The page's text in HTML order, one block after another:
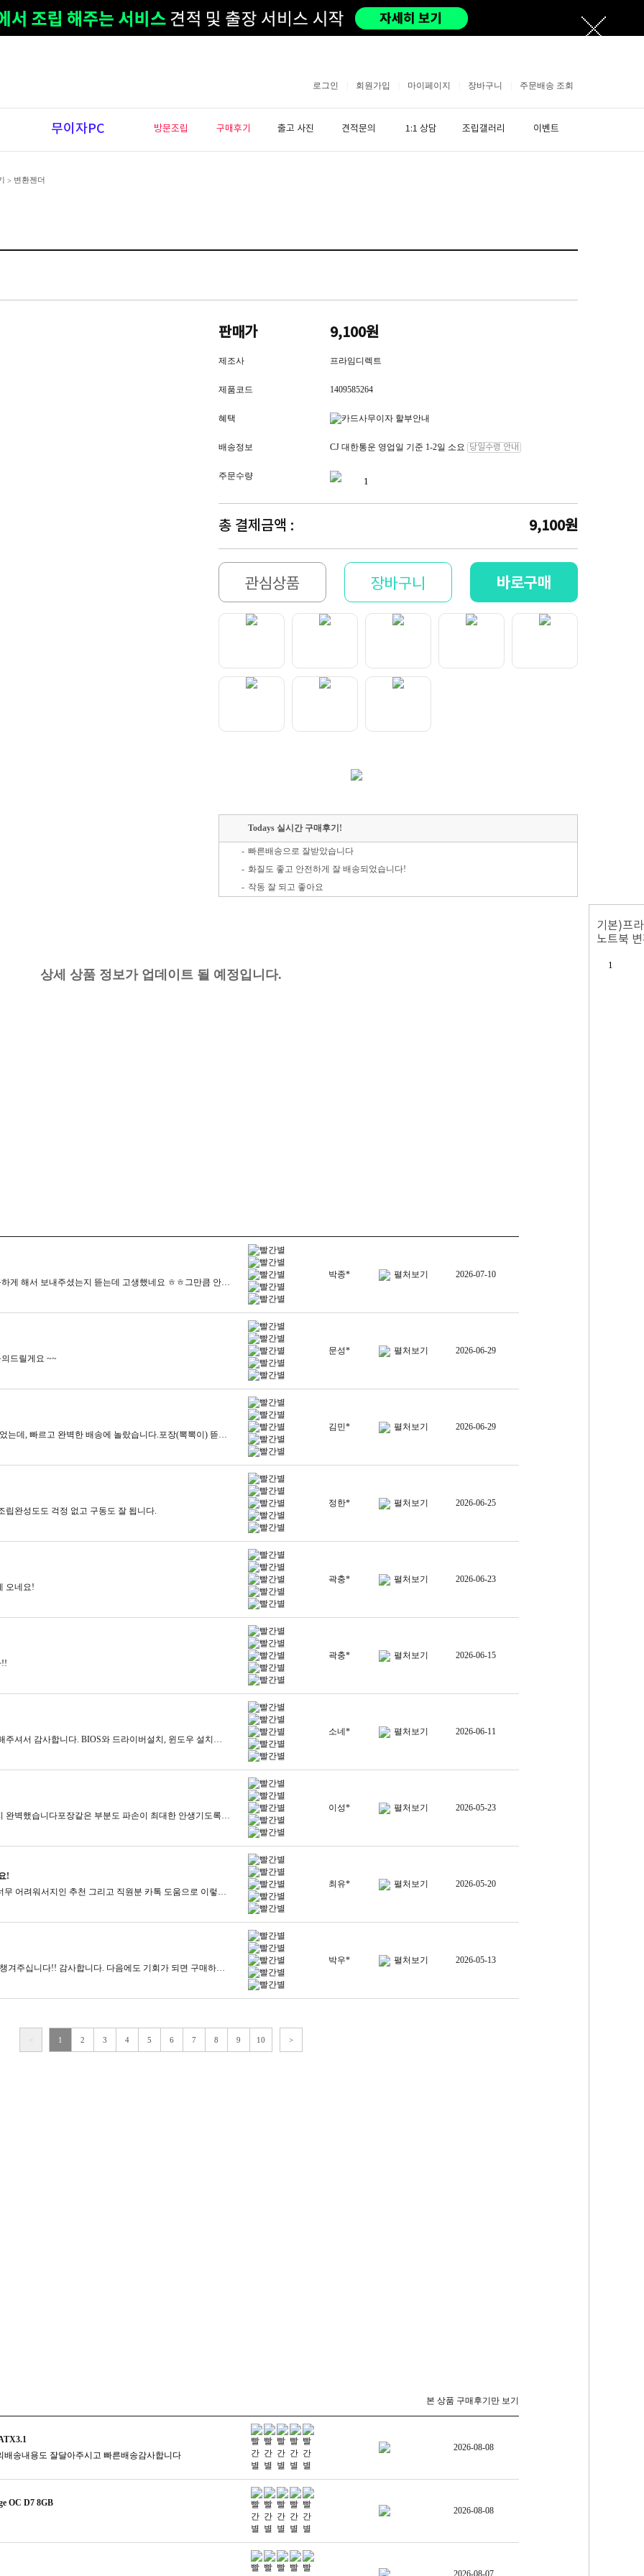
로그인 회원가입 마이페이지 장바구니 주문배송 조회
무이자PC 방문조립 구매후기 출고 사진 견적문의 1:1 상담 조립갤러리 이벤트
> 변환젠더
판매가 9,100원
제조사 프라임디렉트
제품코드 1409585264
혜택
배송정보 CJ 대한통운 영업일 기준 1-2일 소요 당일수령 안내
주문수량
총 결제금액 : 9,100원
관심상품 장바구니 바로구매
Todays 실시간 구매후기!
- 빠른배송으로 잘받았습니다
- 화질도 좋고 안전하게 잘 배송되었습니다!
- 작동 잘 되고 좋아요
- 우와 이거 정말 좋다 ~~
기본)프
노트북
상세 상품 정보가 업데이트 될 예정입니다.
주문하고 하루만에 배송, 포장은 또 얼마나 꼼꼼하게 해서 보내주셨는지 뜯는데 고생했네요 ㅎㅎ그만큼 안전하게 보내주셔서 뜯으면서도 기분은 좋았습니다. 추가 요청사항도 즉각 대응해주시고이쁘게 해서 보내주셔서 감사합니다
박종* 펼처보기 2026-07-10
드릴게요 ~~
문성* 펼처보기 2026-06-29
​ 고가의 상품을 주문해서 혹시나 하는 마음이 있었는데, 빠르고 완벽한 배송에 놀랐습니다.포장(뽁뽁이) 뜯는게 제일힘들었어요ㅜㅜ​
김민* 펼처보기 2026-06-29
완성도도 걱정 없고 구동도 잘 됩니다.
정한* 펼처보기 2026-06-25
오네요!
곽충* 펼처보기 2026-06-23
!!
곽충* 펼처보기 2026-06-15
어마어마하게 뽁뽁이로 감싸서 안전하게 배송해주셔서 감사합니다. BIOS와 드라이버설치, 윈도우 설치를 직접해야 해서 초반에 좀 애먹었지만,모든 성능이 최적화 되고 나서, 잘잘잘~ 돌아가는 모습을 보니흡족, 만족합니다! 새 부품들 박스까지다 보내주시고, 잘 사용해야겠습니다. 감사합니다. 번창하세요~
소네* 펼처보기 2026-06-11
게임 목적으로 구매했는데 구매완료 후 배송까지 완벽했습니다포장같은 부분도 파손이 최대한 안생기도록 뽁뽁이 처리 를 많이해주셨고컴퓨터 내부에도 뽁뽁이로 흔들리지 않도록 고정들을 잘해주셔서 안전하게 도착한것 같아요조립도 깔끔하게 된것같아서 기분이 좋아요 굿
이성* 펼처보기 2026-05-23
!
안녕하세요!조립컴퓨터 제가 생소하기도 하고 너무 어려워서지인 추천 그리고 직원분 카톡 도움으로 이렇게 구매하게 되었는데요!넘 영롱하고 예쁘지 않나여!!저는 게임보다도 사무를 많이 보기에 이렇게 짜서 받았는데보고만있어도 너무 얘쁘고 속도도 엄청 빨라서엄청 잘 사용하고 있답니다 ㅎ다른 사이트랑 비교해서 제일 가격 착한 컴퓨터연구소에서 구매한건데너무 잘했다 생각들어요!제 친구도 추천해줄 예정이랍니다 ^^#컴퓨터연구소 #컴퓨터연구소후기 #조립PC #조립컴퓨터 #배틀그라운드 #배틀
최유* 펼처보기 2026-05-20
전체 포장도 꼼꼼하게 해주시고, 박스도 전부 챙겨주십니다!! 감사합니다. 다음에도 기회가 되면 구매하겠습니다!!
박우* 펼처보기 2026-05-13
< 1 2 3 4 5 6 7 8 9 10 >
본 상품 구매후기만 보기
송내용도 잘달아주시고 빠른배송감사합니다
2026-08-08
OC D7 8GB
2026-08-08
2026-08-07